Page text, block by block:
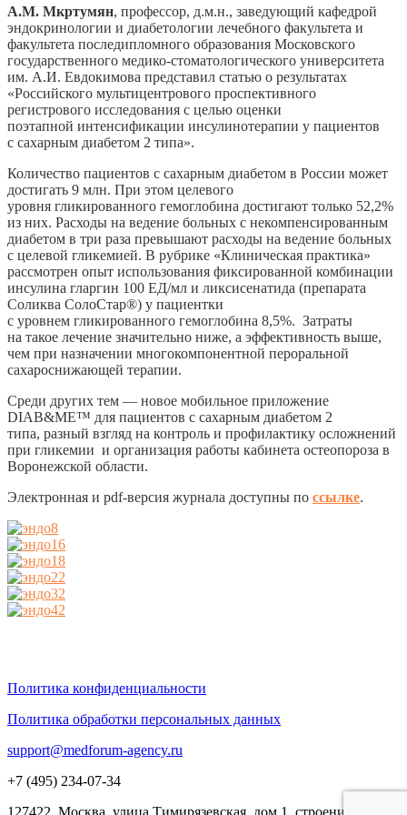
А.М. Мкртумян, профессор, д.м.н., заведующий кафедрой
эндокринологии и диабетологии лечебного факультета и
факультета последипломного образования Московского
государственного медико-стоматологического университета
им. А.И. Евдокимова представил статью о результатах
«Российского мультицентрового проспективного
регистрового исследования с целью оценки
поэтапной интенсификации инсулинотерапии у пациентов
с сахарным диабетом 2 типа».
Количество пациентов с сахарным диабетом в России может
достигать 9 млн. При этом целевого
уровня гликированного гемоглобина достигают только 52,2%
из них. Расходы на ведение больных с некомпенсированным
диабетом в три раза превышают расходы на ведение больных
с целевой гликемией. В рубрике «Клиническая практика»
рассмотрен опыт использования фиксированной комбинации
инсулина гларгин 100 ЕД/мл и ликсисенатида (препарата
Соликва СолоСтар®) у пациентки
с уровнем гликированного гемоглобина 8,5%. Затраты
на такое лечение значительно ниже, а эффективность выше,
чем при назначении многокомпонентной пероральной
сахароснижающей терапии.
Среди других тем — новое мобильное приложение
DIAB&ME™ для пациентов с сахарным диабетом 2
типа, разный взгляд на контроль и профилактику осложнений
при гликемии и организация работы кабинета остеопороза в
Воронежской области.
Электронная и pdf-версия журнала доступны по ссылке.
Политика конфиденциальности
Политика обработки персональных данных
support@medforum-agency.ru
+7 (495) 234-07-34
127422, Москва, улица Тимирязевская, дом 1, строение 3